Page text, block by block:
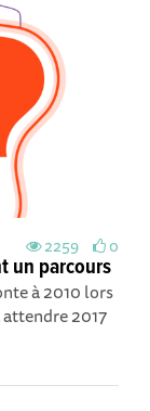
2259 0
un parcours
à 2010 lors
2017